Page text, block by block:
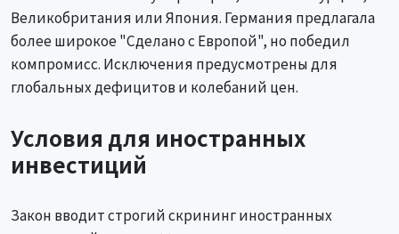
Великобритания или Япония. Германия предлагала
более широкое "Сделано с Европой", но победил
компромисс. Исключения предусмотрены для
глобальных дефицитов и колебаний цен.
Условия для иностранных
инвестиций
Закон вводит строгий скрининг иностранных